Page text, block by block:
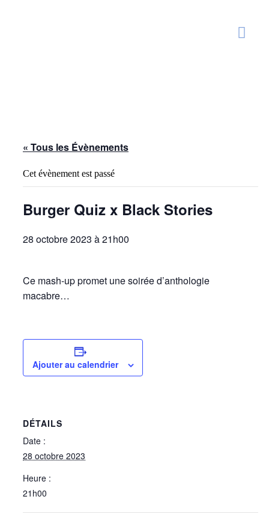
« Tous les Évènements
Cet évènement est passé
Burger Quiz x Black Stories
28 octobre 2023 à 21h00
Ce mash-up promet une soirée d’anthologie
macabre…
Ajouter au calendrier
DÉTAILS
Date :
28 octobre 2023
Heure :
21h00